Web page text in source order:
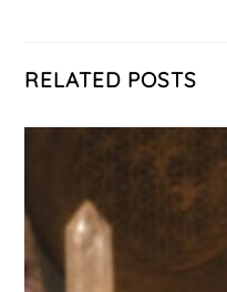
RELATED POSTS